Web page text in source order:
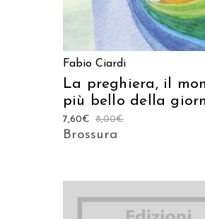
Fabio Ciardi
La preghiera, il
più bello della
8,00€
7,60€
Brossura